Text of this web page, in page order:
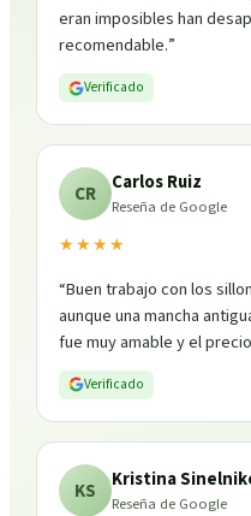
eran imposibles han
recomendable.”
Verificado
CR Carlos Ruiz
Reseña de Google
★★★★
“Buen trabajo con los
aunque una mancha
fue muy amable y el
Verificado
KS Kristina
Reseña de Google